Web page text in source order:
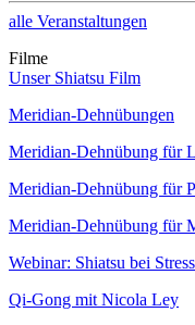
alle Veranstaltungen
Filme
Unser Shiatsu Film
Meridian-Dehnübungen
Meridian-Dehnübung für
Meridian-Dehnübung für
Meridian-Dehnübung für
Webinar: Shiatsu bei
Qi-Gong mit Nicola Ley